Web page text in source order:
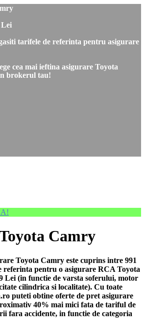
Lei
tarifele de referinta pentru asigurare
cea mai ieftina asigurare Toyota
brokerul tau!
Camry
Toyota Camry este cuprins intre 991
referinta pentru o asigurare RCA Toyota
Lei (in functie de varsta soferului, motor
cilindrica si localitate). Cu toate
puteti obtine oferte de pret asigurare
40% mai mici fata de tariful de
fara accidente, in functie de categoria